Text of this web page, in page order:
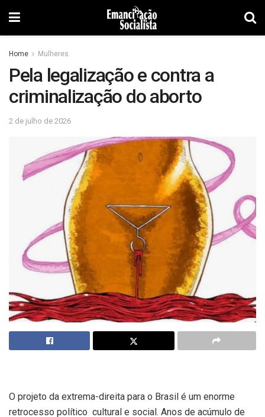
Home Mulheres
Pela legalização e contra a
criminalização do aborto
2 de julho de 2026
O projeto da extrema-direita para o Brasil é um enorme
retrocesso político cultural e social. Anos de acúmulo de